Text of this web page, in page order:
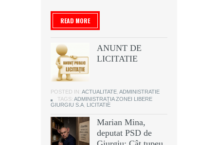
READ MORE
ANUNT DE
LICITATIE
POSTED IN: ACTUALITATE ADMINISTRATIE
TAGS: ADMINISTRAȚIA ZONEI LIBERE
GIURGIU S.A LICITATIE
Marian Mina,
deputat PSD de